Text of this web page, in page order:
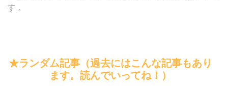
す 。
★ランダム記事（過去にはこんな記事もあり
ます。読んでいってね！）